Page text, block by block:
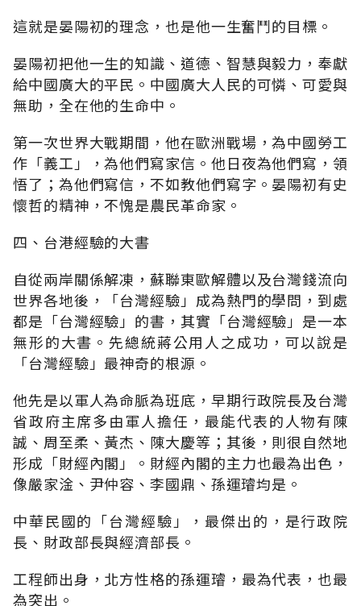
這就是晏陽初的理念，也是他一生奮鬥的目標。
晏陽初把他一生的知識、道德、智慧與毅力，奉獻
給中國廣大的平民。中國廣大人民的可憐、可愛與
無助，全在他的生命中。
第一次世界大戰期間，他在歐洲戰場，為中國勞工
作「義工」，為他們寫家信。他日夜為他們寫，領
悟了；為他們寫信，不如教他們寫字。晏陽初有史
懷哲的精神，不愧是農民革命家。
四、台港經驗的大書
自從兩岸關係解凍，蘇聯東歐解體以及台灣錢流向
世界各地後，「台灣經驗」成為熱門的學問，到處
都是「台灣經驗」的書，其實「台灣經驗」是一本
無形的大書。先總統蔣公用人之成功，可以說是
「台灣經驗」最神奇的根源。
他先是以軍人為命脈為班底，早期行政院長及台灣
省政府主席多由軍人擔任，最能代表的人物有陳
誠、周至柔、黃杰、陳大慶等；其後，則很自然地
形成「財經內閣」。財經內閣的主力也最為出色，
像嚴家淦、尹仲容、李國鼎、孫運璿均是。
中華民國的「台灣經驗」，最傑出的，是行政院
長、財政部長與經濟部長。
工程師出身，北方性格的孫運璿，最為代表，也最
為突出。